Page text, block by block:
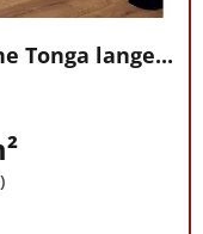
Tonga lange...